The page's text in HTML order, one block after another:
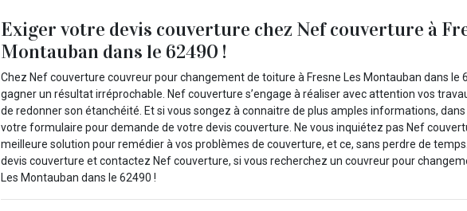
Exiger votre devis couverture chez Nef couverture à
Montauban dans le 62490 !
Chez Nef couverture couvreur pour changement de toiture à Fresne Les Montauban dans le
gagner un résultat irréprochable. Nef couverture s’engage à réaliser avec attention vos
de redonner son étanchéité. Et si vous songez à connaitre de plus amples informations,
votre formulaire pour demande de votre devis couverture. Ne vous inquiétez pas Nef
meilleure solution pour remédier à vos problèmes de couverture, et ce, sans perdre de
devis couverture et contactez Nef couverture, si vous recherchez un couvreur pour
Les Montauban dans le 62490 !